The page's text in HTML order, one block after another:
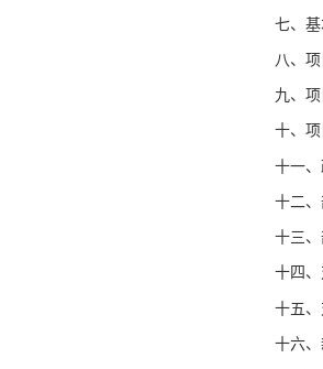
七、
八、
九、
十、项
十一
十二
十三
十四
十五
十六